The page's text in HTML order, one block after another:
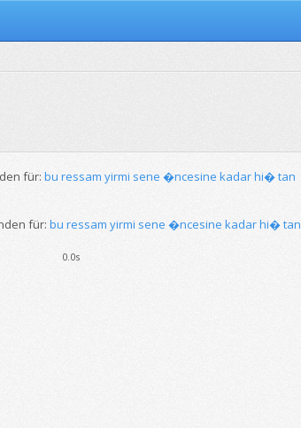
für: bu ressam yirmi sene �ncesine kadar hi� tan
für: bu ressam yirmi sene �ncesine kadar hi� tan
0.0s